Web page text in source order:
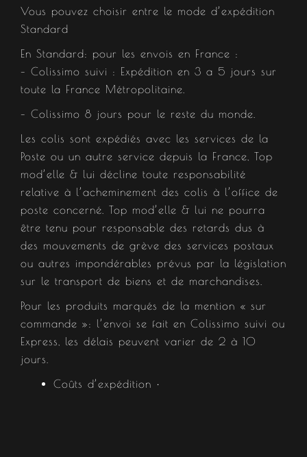
Vous pouvez choisir entre le mode d’expédition
Standard
En Standard: pour les envois en France :
– Colissimo suivi : Expédition en 3 a 5 jours sur
toute la France Métropolitaine.
– Colissimo 8 jours pour le reste du monde.
Les colis sont expédiés avec les services de la
Poste ou un autre service depuis la France, Top
mod’elle & lui décline toute responsabilité
relative à l’acheminement des colis à l’office de
poste concerné. Top mod’elle & lui ne pourra
être tenu pour responsable des retards dus à
des mouvements de grève des services postaux
ou autres impondérables prévus par la législation
sur le transport de biens et de marchandises.
Pour les produits marqués de la mention « sur
commande »: l’envoi se fait en Colissimo suivi ou
Express, les délais peuvent varier de 2 à 10
jours.
Coûts d’expédition •